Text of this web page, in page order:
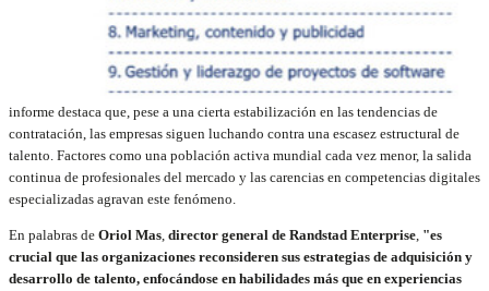
informe destaca que, pese a una cierta estabilización en las tendencias de
contratación, las empresas siguen luchando contra una escasez estructural de
talento. Factores como una población activa mundial cada vez menor, la salida
continua de profesionales del mercado y las carencias en competencias digitales
especializadas agravan este fenómeno.
En palabras de Oriol Mas, director general de Randstad Enterprise, "es
crucial que las organizaciones reconsideren sus estrategias de adquisición y
desarrollo de talento, enfocándose en habilidades más que en experiencias